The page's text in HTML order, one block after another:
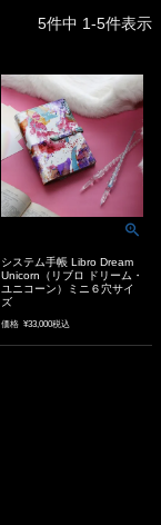
5件中 1-5件表示
システム手帳 Libro Dream
Unicorn（リブロ ドリーム・
ユニコーン）ミニ６穴サイ
ズ
価格 ¥33,000税込